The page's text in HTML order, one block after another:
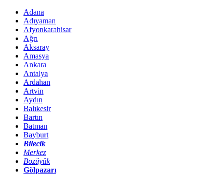
Adana
Adıyaman
Afyonkarahisar
Ağrı
Aksaray
Amasya
Ankara
Antalya
Ardahan
Artvin
Aydın
Balıkesir
Bartın
Batman
Bayburt
Bilecik
Merkez
Bozüyük
Gölpazarı